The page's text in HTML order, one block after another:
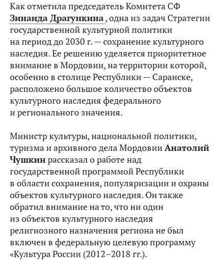
Как отметила председатель Комитета СФ
Зинаида Драгункина, одна из задач Стратегии
государственной культурной политики
на период до 2030 г. — сохранение культурного
наследия. Ее решению уделяется приоритетное
внимание в Мордовии, на территории которой,
особенно в столице Республики — Саранске,
расположено большое количество объектов
культурного наследия федерального
и регионального значения.
Министр культуры, национальной политики,
туризма и архивного дела МордовииАнатолий
Чушкинрассказал о работе над
государственной программой Республики
в области сохранения, популяризации и охраны
объектов культурного наследия. Он также
обратил внимание на то, что ни один
из объектов культурного наследия
религиозного назначения региона не был
включен в федеральную целевую программу
«Культура России (2012–2018 гг.).